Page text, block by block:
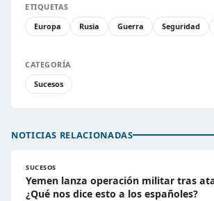
ETIQUETAS
Europa
Rusia Guerra Seguridad
CATEGORÍA
Sucesos
NOTICIAS RELACIONADAS
SUCESOS
Yemen lanza operación militar tras
¿Qué nos dice esto a los españoles?